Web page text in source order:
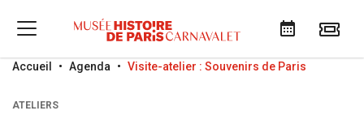
Go to menu
Go to content
Go to search
Accueil Agenda Visite-atelier : Souvenirs de Paris
ATELIERS